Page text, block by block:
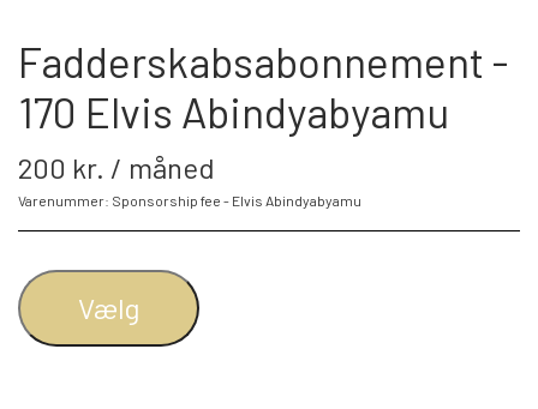
LOGIN
SPONSOR-LOGIN
Fadderskabsabonnement -
170 Elvis Abindyabyamu
200 kr. / måned
Varenummer: Sponsorship fee - Elvis Abindyabyamu
Vælg